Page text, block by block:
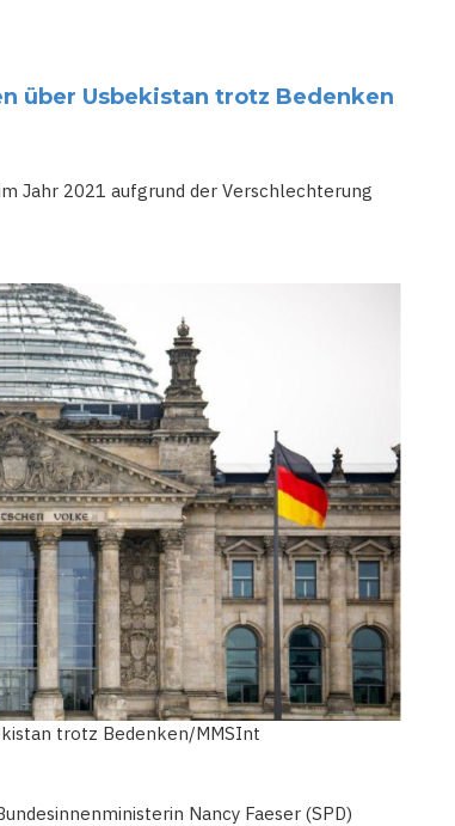
über Usbekistan trotz Bedenken
Jahr 2021 aufgrund der Verschlechterung
trotz Bedenken/MMSInt
Nancy Faeser (SPD)